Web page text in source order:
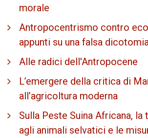
morale
Antropocentrismo contro
appunti su una falsa
Alle radici dell'Antropocene
L’emergere della critica di
all’agricoltura moderna
Sulla Peste Suina Africana, la
agli animali selvatici e le